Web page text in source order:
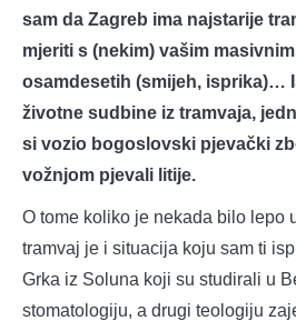
sam da Zagreb ima najstarije
mjeriti s (nekim) vašim
osamdesetih (smijeh, isprika)…
životne sudbine iz tramvaja,
si vozio bogoslovski pjevački
vožnjom pjevali litije.
O tome koliko je nekada bilo lepo
tramvaj je i situacija koju sam ti
Grka iz Soluna koji su studirali u
stomatologiju, a drugi teologiju